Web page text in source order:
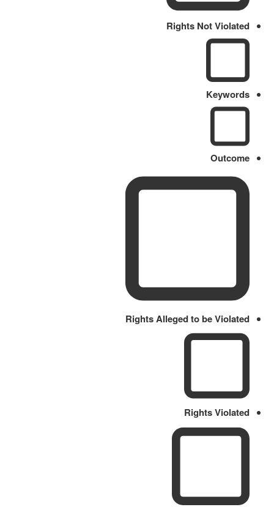
Rights Not Violated
Keywords
Outcome
Rights Alleged to be Violated
Rights Violated